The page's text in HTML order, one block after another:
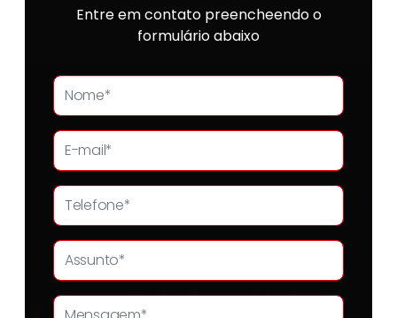
Entre em contato preencheendo o
formulário abaixo